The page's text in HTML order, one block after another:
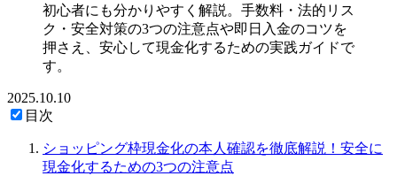
初心者にも分かりやすく解説。手数料・法的リス
ク・安全対策の3つの注意点や即日入金のコツを
押さえ、安心して現金化するための実践ガイドで
す。
2025.10.10
目次
ショッピング枠現金化の本人確認を徹底解説！安全に
現金化するための3つの注意点